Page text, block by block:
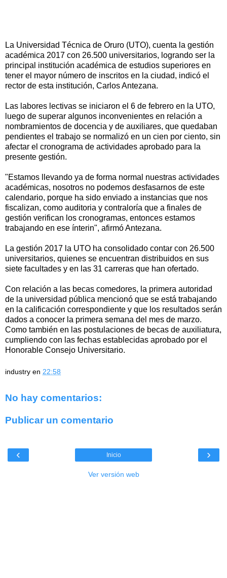
La Universidad Técnica de Oruro (UTO), cuenta la gestión
académica 2017 con 26.500 universitarios, logrando ser la
principal institución académica de estudios superiores en
tener el mayor número de inscritos en la ciudad, indicó el
rector de esta institución, Carlos Antezana.
Las labores lectivas se iniciaron el 6 de febrero en la UTO,
luego de superar algunos inconvenientes en relación a
nombramientos de docencia y de auxiliares, que quedaban
pendientes el trabajo se normalizó en un cien por ciento, sin
afectar el cronograma de actividades aprobado para la
presente gestión.
"Estamos llevando ya de forma normal nuestras actividades
académicas, nosotros no podemos desfasarnos de este
calendario, porque ha sido enviado a instancias que nos
fiscalizan, como auditoria y contraloría que a finales de
gestión verifican los cronogramas, entonces estamos
trabajando en ese ínterin", afirmó Antezana.
La gestión 2017 la UTO ha consolidado contar con 26.500
universitarios, quienes se encuentran distribuidos en sus
siete facultades y en las 31 carreras que han ofertado.
Con relación a las becas comedores, la primera autoridad
de la universidad pública mencionó que se está trabajando
en la calificación correspondiente y que los resultados serán
dados a conocer la primera semana del mes de marzo.
Como también en las postulaciones de becas de auxiliatura,
cumpliendo con las fechas establecidas aprobado por el
Honorable Consejo Universitario.
industry en 22:58
No hay comentarios:
Publicar un comentario
‹ ›
Inicio
Ver versión web